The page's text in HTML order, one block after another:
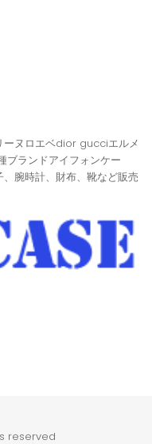
ーヌロエベdior gucciエルメ
ブランドアイフォンケー
腕時計、財布、靴など販売
reserved